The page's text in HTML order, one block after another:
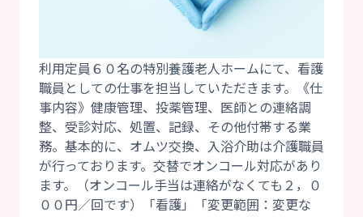
利用定員６０名の特別養護老人ホームにて、看護
職員としての仕事を担当していただきます。《仕
事内容》健康管理、投薬管理、医師との連絡調
整、受診対応、処置、記録、その他付帯する業
務。基本的に、オムツ交換、入浴介助は介護職員
が行っております。交替でオンコール対応があり
ます。（オンコール手当は連絡がなくても２，０
００円／回です）「看護」「変更範囲：変更な